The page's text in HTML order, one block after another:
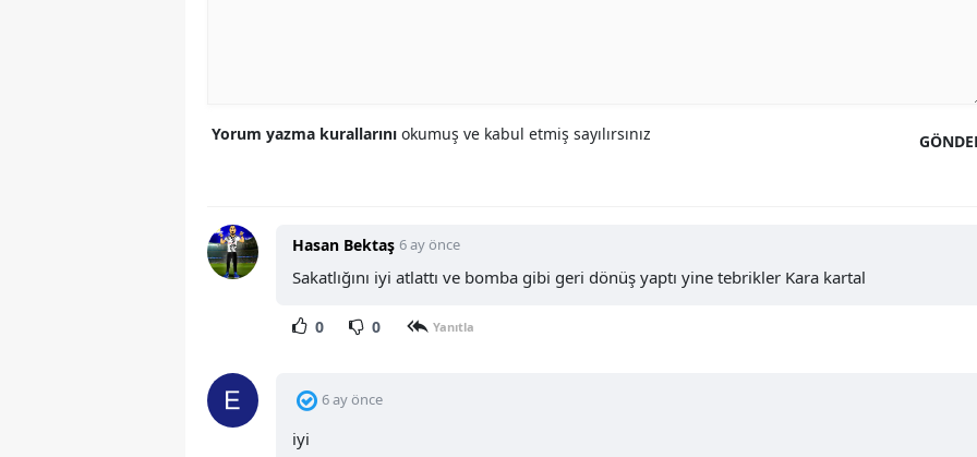
Yorum yazma kurallarını okumuş ve kabul etmiş sayılırsınız
Hasan Bektaş 6 ay önce
Sakatlığını iyi atlattı ve bomba gibi geri dönüş yaptı yine tebrikler Kara kartal
0 0 Yanıtla
6 ay önce
iyi